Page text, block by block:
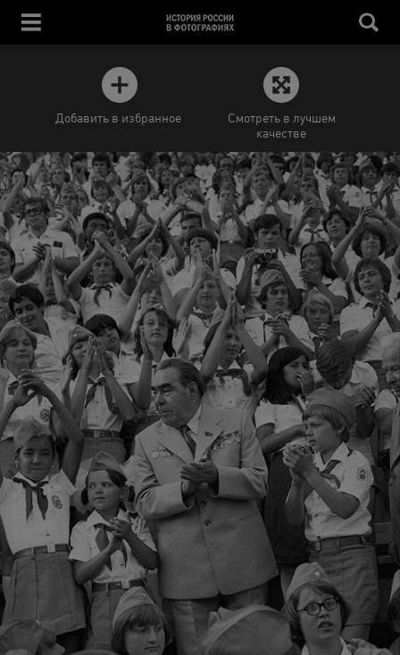
Добавить в избранное
Смотреть в лучшем
качестве